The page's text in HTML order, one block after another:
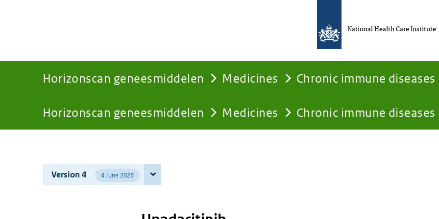
Horizonscan geneesmiddelen Medicines Chronic immune diseases
You
here:
Horizonscan geneesmiddelen Medicines Chronic immune diseases
National Health Care Institute
Version 4 4 June 2026